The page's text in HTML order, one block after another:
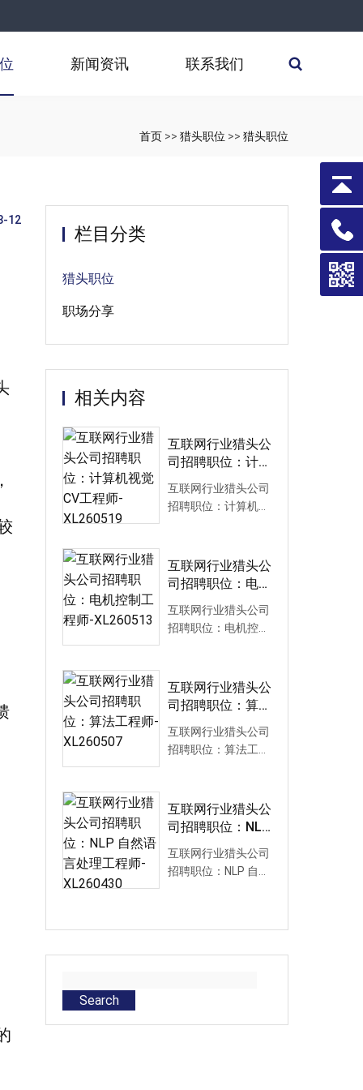
新闻资讯 联系我们
首页 >> 猎头职位 >> 猎头职位
12
栏目分类
猎头职位
职场分享
相关内容
互联网行业猎头公
司招聘职位：计算
机视觉CV工程师-
XL260519
互联网行业猎头公司
招聘职位：计算机视
业猎头公司招聘职
位...
互联网行业猎头公
司招聘职位：电机
控制工程师-
XL260513
互联网行业猎头公司
招聘职位：电机控制
聘职位要求...
互联网行业猎头公
司招聘职位：算法
工程师-XL260507
互联网行业猎头公司
招聘职位：算法工程
位要求：1...
互联网行业猎头公
司招聘职位：NLP
自然语言处理工程
师-XL260430
互联网行业猎头公司
招聘职位：NLP 自然
Search